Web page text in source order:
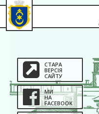
СТАРА
ВЕРСІЯ
САЙТУ
МИ
НА
FACEBOOK